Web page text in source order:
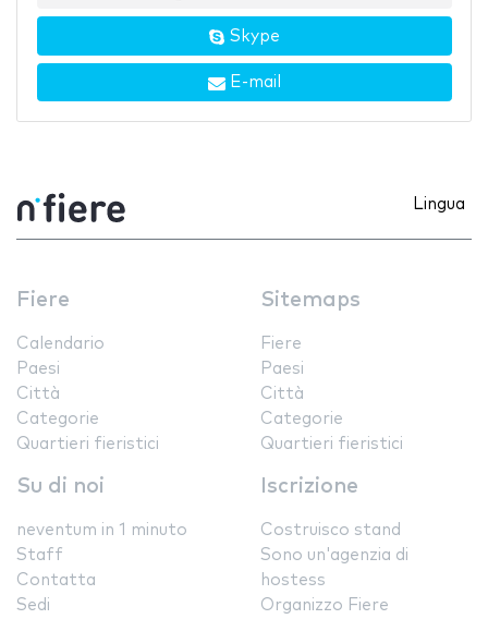
Skype
E-mail
Lingua
Fiere
Calendario
Paesi
Città
Categorie
Quartieri fieristici
Sitemaps
Fiere
Paesi
Città
Categorie
Quartieri fieristici
Su di noi
neventum in 1 minuto
Staff
Contatta
Sedi
Iscrizione
Costruisco stand
Sono un'agenzia di
hostess
Organizzo Fiere